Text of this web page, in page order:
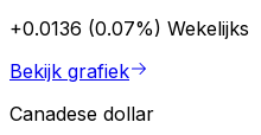
+0.0136 (0.07%) Wekelijks
Bekijk grafiek
Canadese dollar